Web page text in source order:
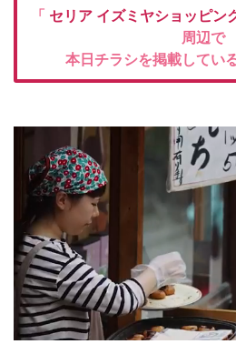
「 セリア イズミヤショッピン
周辺で
本日チラシを掲載してい